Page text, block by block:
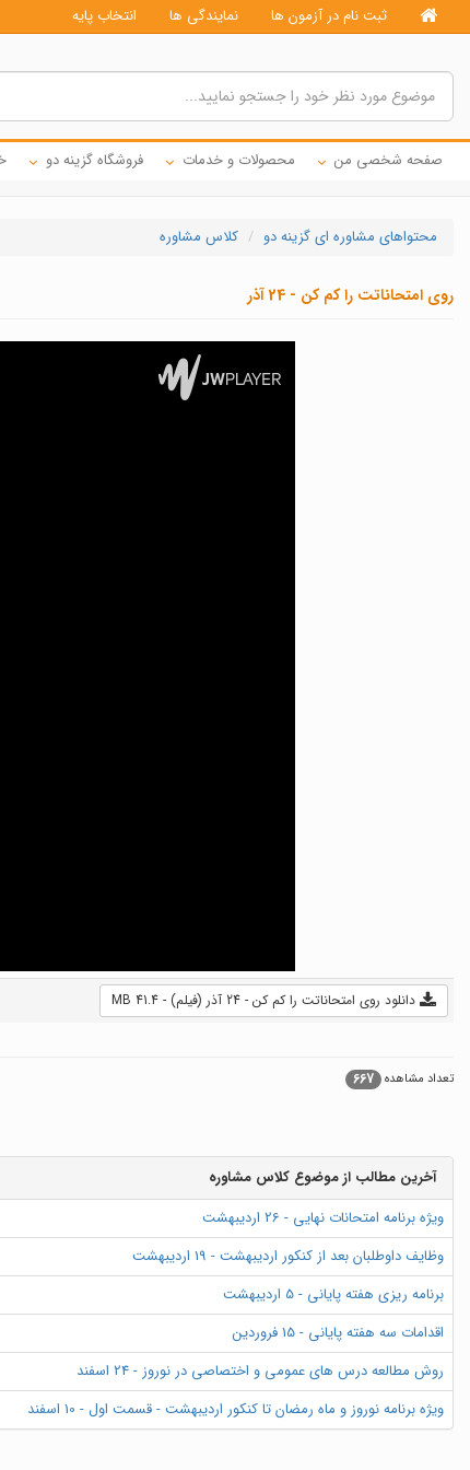
ثبت نام در آزمون ها نمایندگی ها انتخاب پایه
صفحه شخصی من محصولات و خدمات فروشگاه گزینه دو
محتواهای مشاوره ای گزینه دو کلاس مشاوره
روی امتحاناتت را کم کن - 24 آذر
دانلود روی امتحاناتت را کم کن - 24 آذر (فیلم) - 41.4 MB
تعداد مشاهده 667
آخرین مطالب از موضوع کلاس مشاوره
ویژه برنامه امتحانات نهایی - 26 اردیبهشت
وظایف داوطلبان بعد از کنکور اردیبهشت - 19 اردیبهشت
برنامه ریزی هفته پایانی - 5 اردیبهشت
اقدامات سه هفته پایانی - 15 فروردین
روش مطالعه درس های عمومی و اختصاصی در نوروز - 24 اسفند
ویژه برنامه نوروز و ماه رمضان تا کنکور اردیبهشت - قسمت اول - 10 اسفند